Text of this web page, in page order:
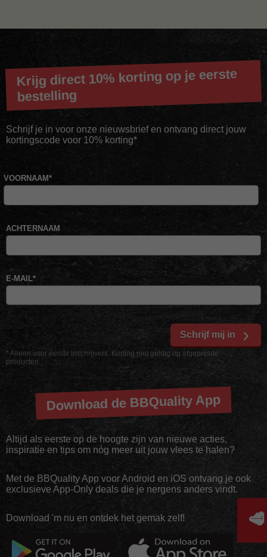
Krijg direct 10% korting op je eerste
bestelling
Schrijf je in voor onze nieuwsbrief en ontvang direct jouw
kortingscode voor 10% korting*
* Alleen voor eerste inschrijvers. Korting niet geldig op afgeprijsde
producten
VOORNAAM*
ACHTERNAAM
E-MAIL*
Schrijf mij in
Download de BBQuality App
Altijd als eerste op de hoogte zijn van nieuwe acties,
inspiratie en tips om nóg meer uit jouw vlees te halen?
Met de BBQuality App voor Android en iOS ontvang je ook
exclusieve App-Only deals die je nergens anders vindt.
Download 'm nu en ontdek het gemak zelf! 🥩